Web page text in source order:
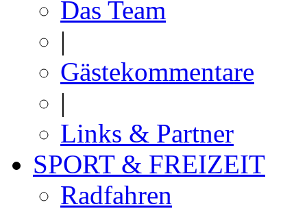
Das Team
|
Gästekommentare
|
Links & Partner
SPORT & FREIZEIT
Radfahren